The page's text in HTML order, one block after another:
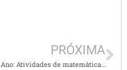
PRÓXIMA
4º Ano: Atividades de matemática : Dobro, triplo e quádruplo